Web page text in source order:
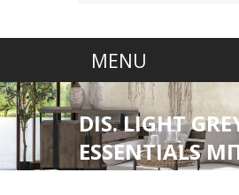
DIS. LIGHT
ESSENTIALS
ΣΤΡΟΓΓ. ΚΟΥΠ